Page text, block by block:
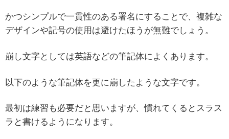
かつシンプルで一貫性のある署名にすることで、複雑な
デザインや記号の使用は避けたほうが無難でしょう。
崩し文字としては英語などの筆記体によくあります。
以下のような筆記体を更に崩したような文字です。
最初は練習も必要だと思いますが、慣れてくるとスラス
ラと書けるようになります。